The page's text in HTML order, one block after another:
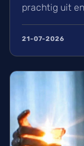
prachtig uit
kippenvel.
avontuur voor
21-07-2026